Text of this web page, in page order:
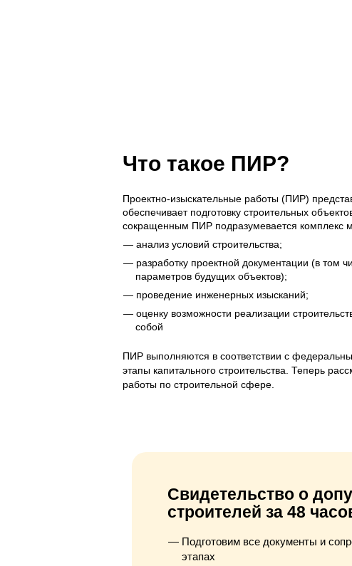
Что такое ПИР?
Проектно-изыскательные работы (ПИР)
обеспечивает подготовку строительных
сокращенным ПИР подразумевается комплекс
анализ условий строительства;
разработку проектной документации (в том
параметров будущих объектов);
проведение инженерных изысканий;
оценку возможности реализации
собой
ПИР выполняются в соответствии с
этапы капитального строительства. Теперь
работы по строительной сфере.
Свидетельство о
строителей за 48
Подготовим все документы и
этапах